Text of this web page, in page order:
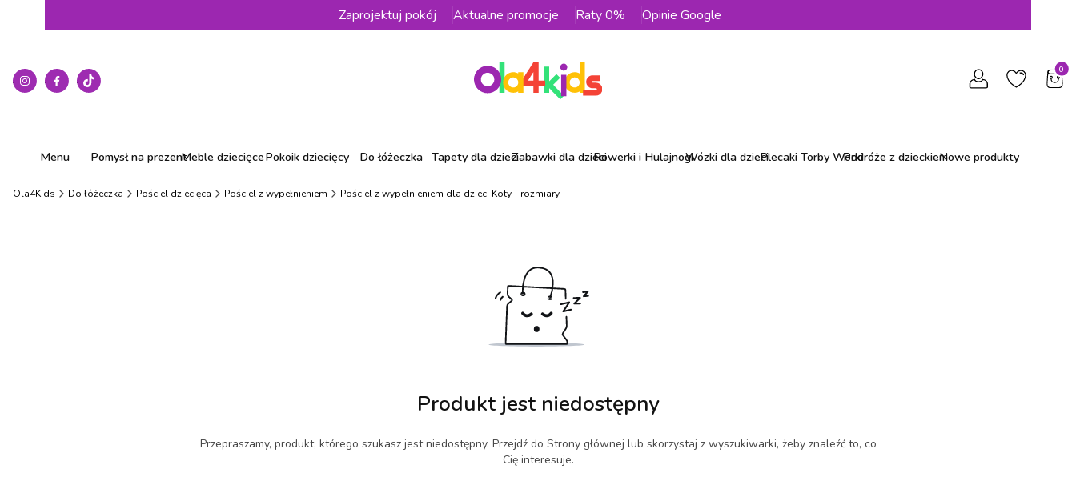
Zaprojektuj pokój Aktualne promocje Raty 0% Opinie Google
Menu Pomysł na prezentMeble dziecięcePokoik dziecięcy Do łóżeczka Tapety dla dzieciZabawki dla dzieciRowerki i HulajnogiWózki dla dzieciPlecaki Torby WorkiPodróże z dzieckiemNowe produkty
Ola4Kids Do łóżeczka Pościel dziecięca Pościel z wypełnieniem Pościel z wypełnieniem dla dzieci Koty - rozmiary
Produkt jest niedostępny
Przepraszamy, produkt, którego szukasz jest niedostępny. Przejdź do Strony głównej lub skorzystaj z wyszukiwarki, żeby znaleźć to, co
Cię interesuje.